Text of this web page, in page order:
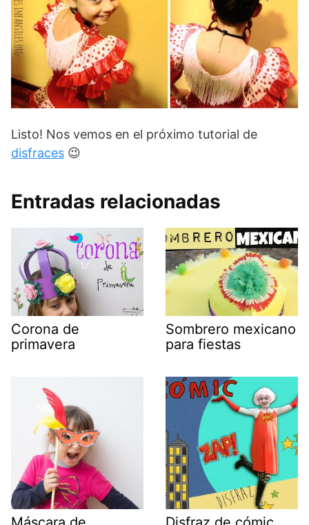
Listo! Nos vemos en el próximo tutorial de
disfraces 😉
Entradas relacionadas
Corona de
primavera
Sombrero mexicano
para fiestas